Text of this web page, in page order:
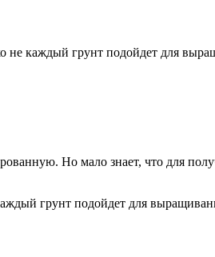
не каждый грунт подойдет для
Но мало знает, что для
грунт подойдет для